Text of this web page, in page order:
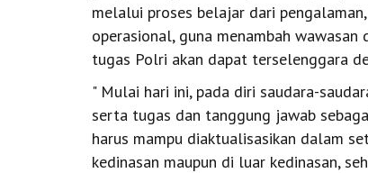
melalui proses belajar dari
operasional, guna menambah
tugas Polri akan dapat terselenggara
" Mulai hari ini, pada diri saudara-
serta tugas dan tanggung jawab
harus mampu diaktualisasikan dalam
kedinasan maupun di luar kedinasan,